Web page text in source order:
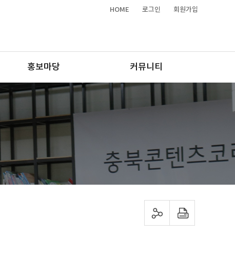
HOME 로그인 회원가입
홍보마당 커뮤니티
sns 공유하기 프린트하기